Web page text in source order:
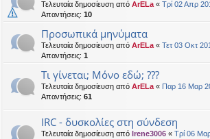
Τελευταία δημοσίευση από ArELa « Τρί 02 Απρ
Απαντήσεις: 10
Προσωπικά μηνύματα
Τελευταία δημοσίευση από ArELa « Τετ 03 Οκτ
Απαντήσεις: 1
Tι γίνεται; Μόνο εδώ; ???
Τελευταία δημοσίευση από ArELa « Παρ 16 Μαρ
Απαντήσεις: 61
ΙRC - δυσκολίες στη σύνδεση
Τελευταία δημοσίευση από Irene3006 « Τρί 06